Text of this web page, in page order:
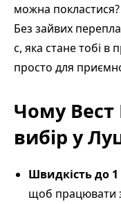
можна покластися?
Без зайвих
с, яка стане тобі в
просто для
Чому Вест
вибір у
Швидкість до 1
щоб працювати